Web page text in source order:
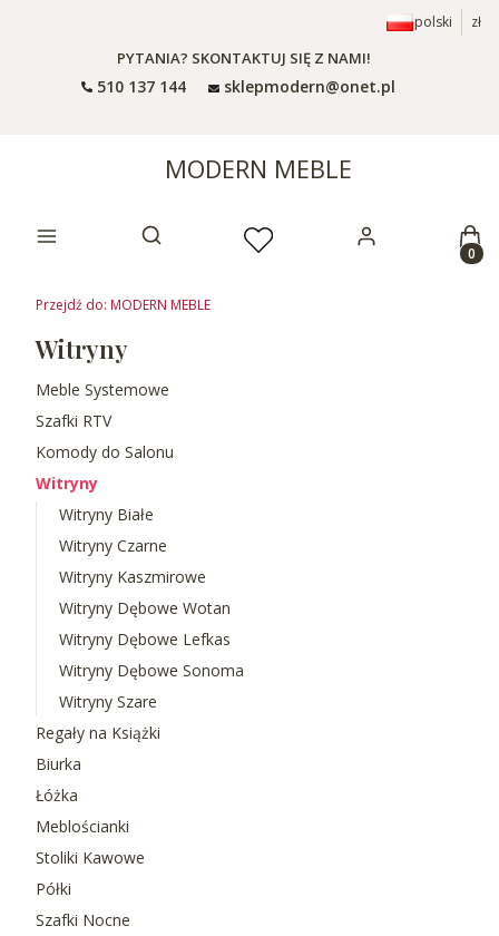
polski zł
PYTANIA? SKONTAKTUJ SIĘ Z NAMI!
510 137 144 sklepmodern@onet.pl
MODERN MEBLE
Otwórz wyszukiwarkę
Przejdź do: MODERN MEBLE
Witryny
Meble Systemowe
Szafki RTV
Komody do Salonu
Witryny
Witryny Białe
Witryny Czarne
Witryny Kaszmirowe
Witryny Dębowe Wotan
Witryny Dębowe Lefkas
Witryny Dębowe Sonoma
Witryny Szare
Regały na Książki
Biurka
Łóżka
Meblościanki
Stoliki Kawowe
Półki
Szafki Nocne